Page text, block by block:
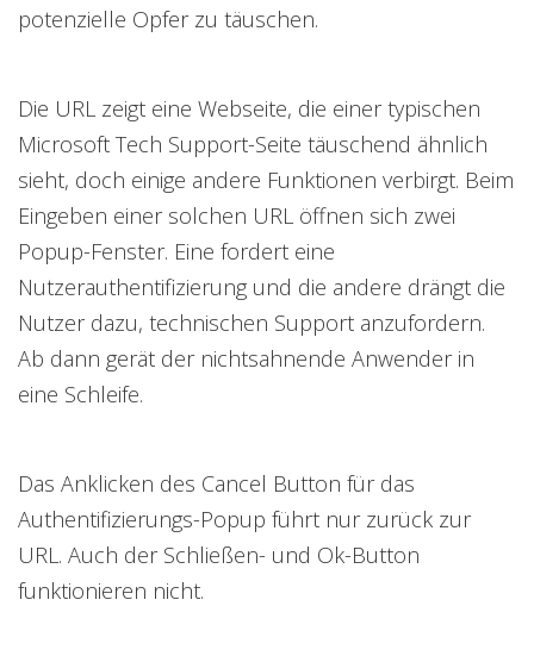
potenzielle Opfer zu täuschen.
Die URL zeigt eine Webseite, die einer typischen
Microsoft Tech Support-Seite täuschend ähnlich
sieht, doch einige andere Funktionen verbirgt. Beim
Eingeben einer solchen URL öffnen sich zwei
Popup-Fenster. Eine fordert eine
Nutzerauthentifizierung und die andere drängt die
Nutzer dazu, technischen Support anzufordern.
Ab dann gerät der nichtsahnende Anwender in
eine Schleife.
Das Anklicken des Cancel Button für das
Authentifizierungs-Popup führt nur zurück zur
URL. Auch der Schließen- und Ok-Button
funktionieren nicht.